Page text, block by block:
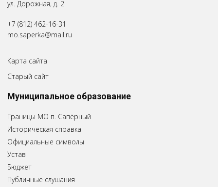
ул. Дорожная, д. 2
+7 (812) 462-16-31
mo.saperka@mail.ru
Карта сайта
Старый сайт
Муниципальное образование
Границы МО п. Сапёрный
Историческая справка
Официальные символы
Устав
Бюджет
Публичные слушания